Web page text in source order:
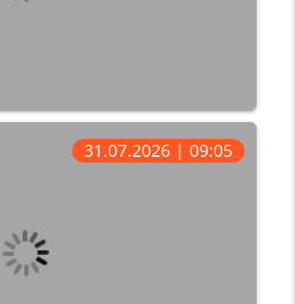
31.07.2026 | 09:05